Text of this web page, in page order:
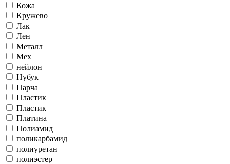
Кожа
Кружево
Лак
Лен
Металл
Мех
нейлон
Нубук
Парча
Пластик
Пластик
Платина
Полиамид
поликарбамид
полиуретан
полиэстер